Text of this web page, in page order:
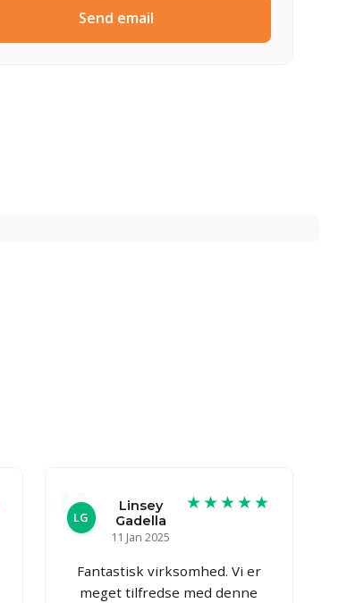
Send email
LG
Linsey
Gadella
11 Jan 2025
★★★★★
Fantastisk virksomhed. Vi er
meget tilfredse med denne